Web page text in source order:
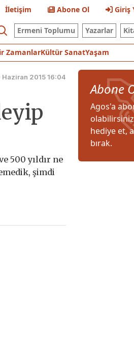
İletişim Abone Ol Giriş
Ermeni Toplumu Yazarlar
ZamanlarKültür SanatYaşam
Haziran 2015 16:04
500 yıldır ne
şimdi
Abone
Agos'a
hediye et,
bırak.